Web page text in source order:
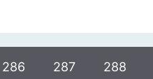
286 287 288